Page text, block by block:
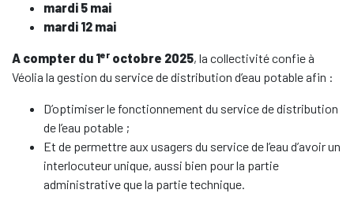
mardi 5 mai
mardi 12 mai
A compter du 1er octobre 2025, la collectivité confie à
Véolia la gestion du service de distribution d’eau potable afin :
D’optimiser le fonctionnement du service de distribution
de l’eau potable ;
Et de permettre aux usagers du service de l’eau d’avoir un
interlocuteur unique, aussi bien pour la partie
administrative que la partie technique.